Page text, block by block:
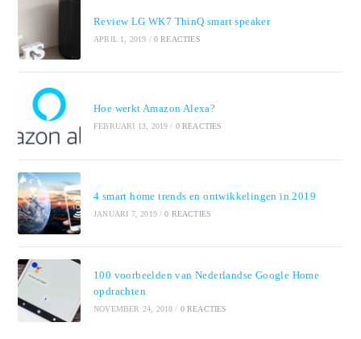
Review LG WK7 ThinQ smart speaker
APRIL 1, 2019 / 0 REACTIES
Hoe werkt Amazon Alexa?
FEBRUARI 13, 2019 / 0 REACTIES
4 smart home trends en ontwikkelingen in 2019
JANUARI 7, 2019 / 0 REACTIES
100 voorbeelden van Nederlandse Google Home
opdrachten
NOVEMBER 24, 2018 / 0 REACTIES